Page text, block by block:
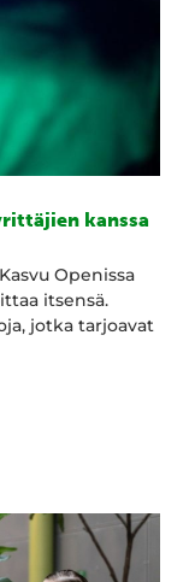
kanssa
Openissa
itsensä.
jotka tarjoavat